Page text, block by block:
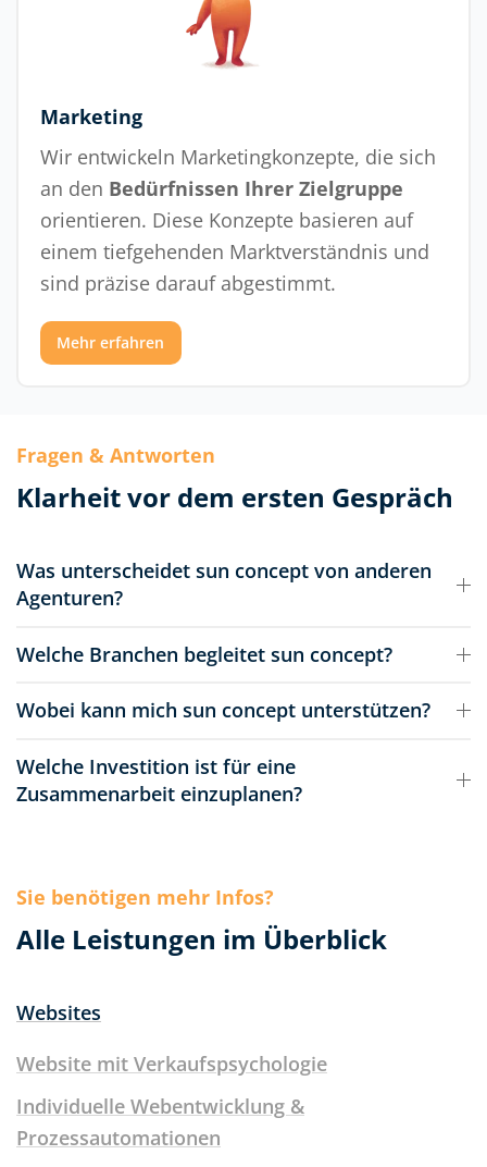
Marketing
Wir entwickeln Marketingkonzepte, die sich
an den Bedürfnissen Ihrer Zielgruppe
orientieren. Diese Konzepte basieren auf
einem tiefgehenden Marktverständnis und
sind präzise darauf abgestimmt.
Mehr erfahren
Fragen & Antworten
Klarheit vor dem ersten Gespräch
Was unterscheidet sun concept von anderen
Agenturen?
Welche Branchen begleitet sun concept?
Wobei kann mich sun concept unterstützen?
Welche Investition ist für eine
Zusammenarbeit einzuplanen?
Sie benötigen mehr Infos?
Alle Leistungen im Überblick
Websites
Website mit Verkaufspsychologie
Individuelle Webentwicklung &
Prozessautomationen